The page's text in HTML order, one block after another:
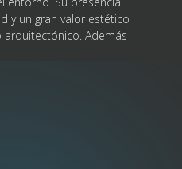
y un gran valor estético
Además